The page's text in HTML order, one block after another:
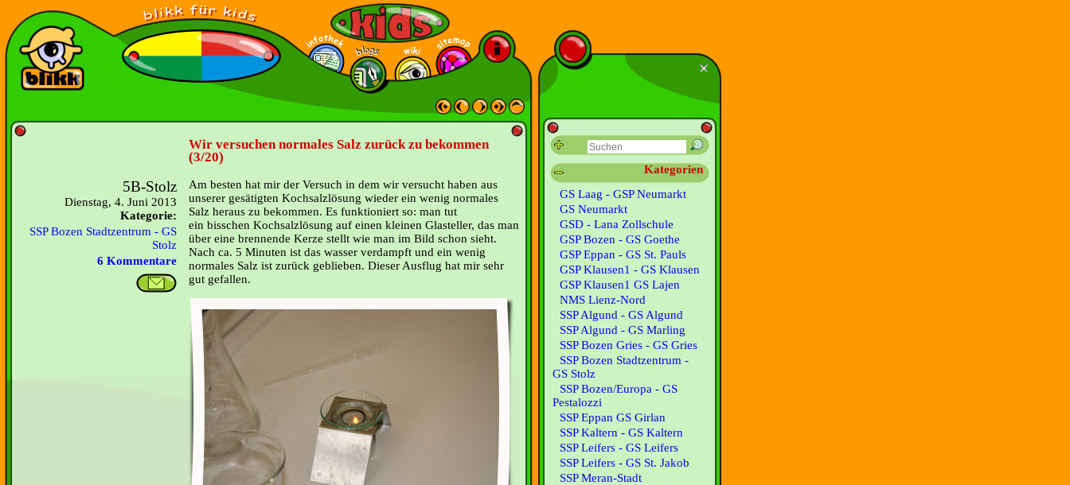
Wir versuchen normales Salz zurück zu bekommen
(3/20)
5B-Stolz
Dienstag, 4. Juni 2013
Kategorie:
SSP Bozen Stadtzentrum - GS
Stolz
6 Kommentare
Am besten hat mir der Versuch in dem wir versucht haben aus
unserer gesätigten Kochsalzlösung wieder ein wenig normales
Salz heraus zu bekommen. Es funktioniert so: man tut
ein bisschen Kochsalzlösung auf einen kleinen Glasteller, das man
über eine brennende Kerze stellt wie man im Bild schon sieht.
Nach ca. 5 Minuten ist das wasser verdampft und ein wenig
normales Salz ist zurück geblieben. Dieser Ausflug hat mir sehr
gut gefallen.
Kategorien
GS Laag - GSP Neumarkt
GS Neumarkt
GSD - Lana Zollschule
GSP Bozen - GS Goethe
GSP Eppan - GS St. Pauls
GSP Klausen1 - GS Klausen
GSP Klausen1 GS Lajen
NMS Lienz-Nord
SSP Algund - GS Algund
SSP Algund - GS Marling
SSP Bozen Gries - GS Gries
SSP Bozen Stadtzentrum -
GS Stolz
SSP Bozen/Europa - GS
Pestalozzi
SSP Eppan GS Girlan
SSP Kaltern - GS Kaltern
SSP Leifers - GS Leifers
SSP Leifers - GS St. Jakob
SSP Meran-Stadt